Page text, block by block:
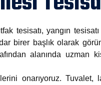
tesisatı, yangın
birer başlık olarak
alanında uzman
onarıyoruz. Tuvalet,